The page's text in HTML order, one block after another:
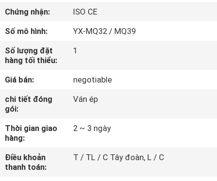
VỀ
CHÚNG
TÔI
THAM
QUAN
NHÀ
MÁY
Chứng nhận:
ISO CE
Số mô hình:
YX-MQ32 / MQ39
Số lượng đặt
hàng tối thiểu:
1
Giá bán:
negotiable
chi tiết đóng
gói:
Ván ép
Thời gian giao
hàng:
2 ~ 3 ngày
Điều khoản
thanh toán:
T / TL / C Tây đoàn, L / C